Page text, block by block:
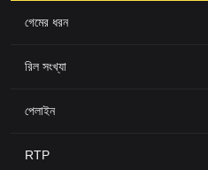
গেমের ধরন
রিল সংখ্যা
পেলাইন
RTP